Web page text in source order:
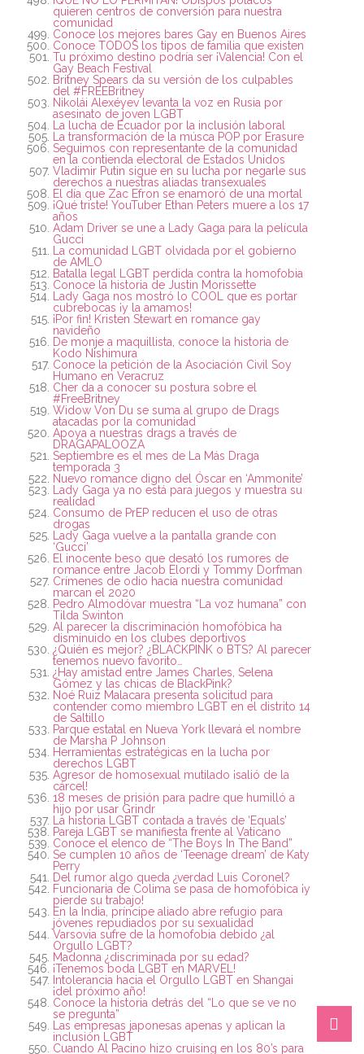
quieren centros de conversión para nuestra
comunidad
Conoce los mejores bares Gay en Buenos Aires
Conoce TODOS los tipos de familia que existen
Tu próximo destino podría ser ¡Valencia! Con el
Gay Beach Festival
Britney Spears da su versión de los culpables
del #FREEBritney
Nikolái Alexéyev levanta la voz en Rusia por
asesinato de joven LGBT
La lucha de Ecuador por la inclusión laboral
La transformación de la músca POP por Erasure
Seguimos con representante de la comunidad
en la contienda electoral de Estados Unidos
Vladimir Putin sigue en su lucha por negarle sus
derechos a nuestras aliadas transexuales
El día que Zac Efron se enamoró de una mortal
¡Qué triste! YouTuber Ethan Peters muere a los 17
años
Adam Driver se une a Lady Gaga para la película
Gucci
La comunidad LGBT olvidada por el gobierno
de AMLO
Batalla legal LGBT perdida contra la homofobia
Conoce la historia de Justin Morissette
Lady Gaga nos mostró lo COOL que es portar
cubrebocas ¡y la amamos!
¡Por fin! Kristen Stewart en romance gay
navideño
De monje a maquillista, conoce la historia de
Kodo Nishimura
Conoce la petición de la Asociación Civil Soy
Humano en Veracruz
Cher da a conocer su postura sobre el
#FreeBritney
Widow Von Du se suma al grupo de Drags
atacadas por la comunidad
Apoya a nuestras drags a través de
DRAGAPALOOZA
Septiembre es el mes de La Más Draga
temporada 3
Nuevo romance digno del Óscar en ‘Ammonite’
Lady Gaga ya no está para juegos y muestra su
realidad
Consumo de PrEP reducen el uso de otras
drogas
Lady Gaga vuelve a la pantalla grande con
‘Gucci’
El inocente beso que desató los rumores de
romance entre Jacob Elordi y Tommy Dorfman
Crímenes de odio hacia nuestra comunidad
marcan el 2020
Pedro Almodóvar muestra “La voz humana” con
Tilda Swinton
Al parecer la discriminación homofóbica ha
disminuido en los clubes deportivos
¿Quién es mejor? ¿BLACKPINK o BTS? Al parecer
tenemos nuevo favorito…
¿Hay amistad entre James Charles, Selena
Gómez y las chicas de BlackPink?
Noé Ruiz Malacara presenta solicitud para
contender como miembro LGBT en el distrito 14
de Saltillo
Parque estatal en Nueva York llevará el nombre
de Marsha P Johnson
Herramientas estratégicas en la lucha por
derechos LGBT
Agresor de homosexual mutilado ¡salió de la
cárcel!
18 meses de prisión para padre que humilló a
hijo por usar Grindr
La historia LGBT contada a través de ‘Equals’
Pareja LGBT se manifiesta frente al Vaticano
Conoce el elenco de “The Boys In The Band”
Se cumplen 10 años de ‘Teenage dream’ de Katy
Perry
Del rumor algo queda ¿verdad Luis Coronel?
Funcionaria de Colima se pasa de homofóbica ¡y
pierde su trabajo!
En la India, príncipe aliado abre refugio para
jóvenes repudiados por su sexualidad
Varsovia sufre de la homofobia debido ¿al
Orgullo LGBT?
Madonna ¿discriminada por su edad?
¡Tenemos boda LGBT en MARVEL!
Intolerancia hacia el Orgullo LGBT en Shangai
¡del próximo año!
Conoce la historia detrás del “Lo que se ve no
se pregunta”
Las empresas japonesas apenas y aplican la
inclusión LGBT
Cuando Al Pacino hizo cruising en los 80’s para